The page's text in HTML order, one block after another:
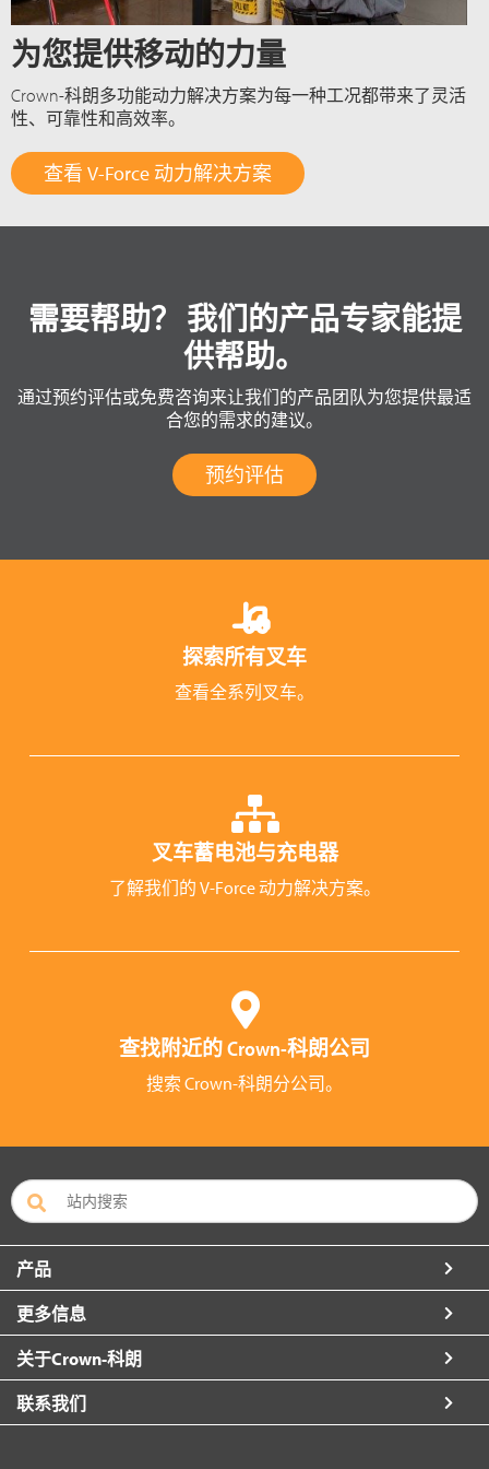
为您提供移动的力量
Crown-科朗多功能动力解决方案为每一种工况都带来了灵活
性、可靠性和高效率。
查看 V-Force 动力解决方案
需要帮助？ 我们的产品专家能提
供帮助。
通过预约评估或免费咨询来让我们的产品团队为您提供最适
合您的需求的建议。
预约评估
探索所有叉车
查看全系列叉车。
叉车蓄电池与充电器
了解我们的 V-Force 动力解决方案。
查找附近的 Crown-科朗公司
搜索 Crown-科朗分公司。
产品
更多信息
关于Crown-科朗
联系我们